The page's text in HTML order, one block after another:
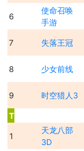
6
使命召唤
手游
7 失落王冠
8 少女前线
9 时空猎人3
T
1
天龙八部
3D